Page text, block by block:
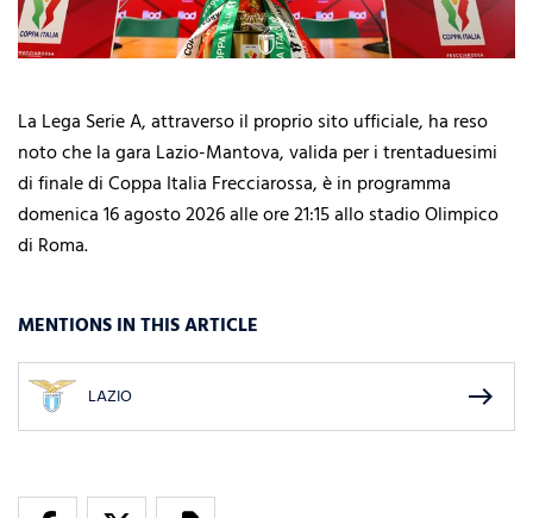
La Lega Serie A, attraverso il proprio sito ufficiale, ha reso
noto che la gara Lazio-Mantova, valida per i trentaduesimi
di finale di Coppa Italia Frecciarossa, è in programma
domenica 16 agosto 2026 alle ore 21:15 allo stadio Olimpico
di Roma.
MENTIONS IN THIS ARTICLE
LAZIO east